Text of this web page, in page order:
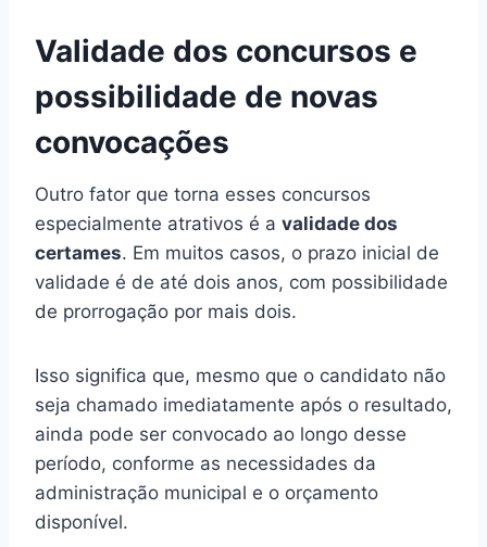
Validade dos concursos e
possibilidade de novas
convocações
Outro fator que torna esses concursos
especialmente atrativos é a validade dos
certames. Em muitos casos, o prazo inicial de
validade é de até dois anos, com possibilidade
de prorrogação por mais dois.
Isso significa que, mesmo que o candidato não
seja chamado imediatamente após o resultado,
ainda pode ser convocado ao longo desse
período, conforme as necessidades da
administração municipal e o orçamento
disponível.